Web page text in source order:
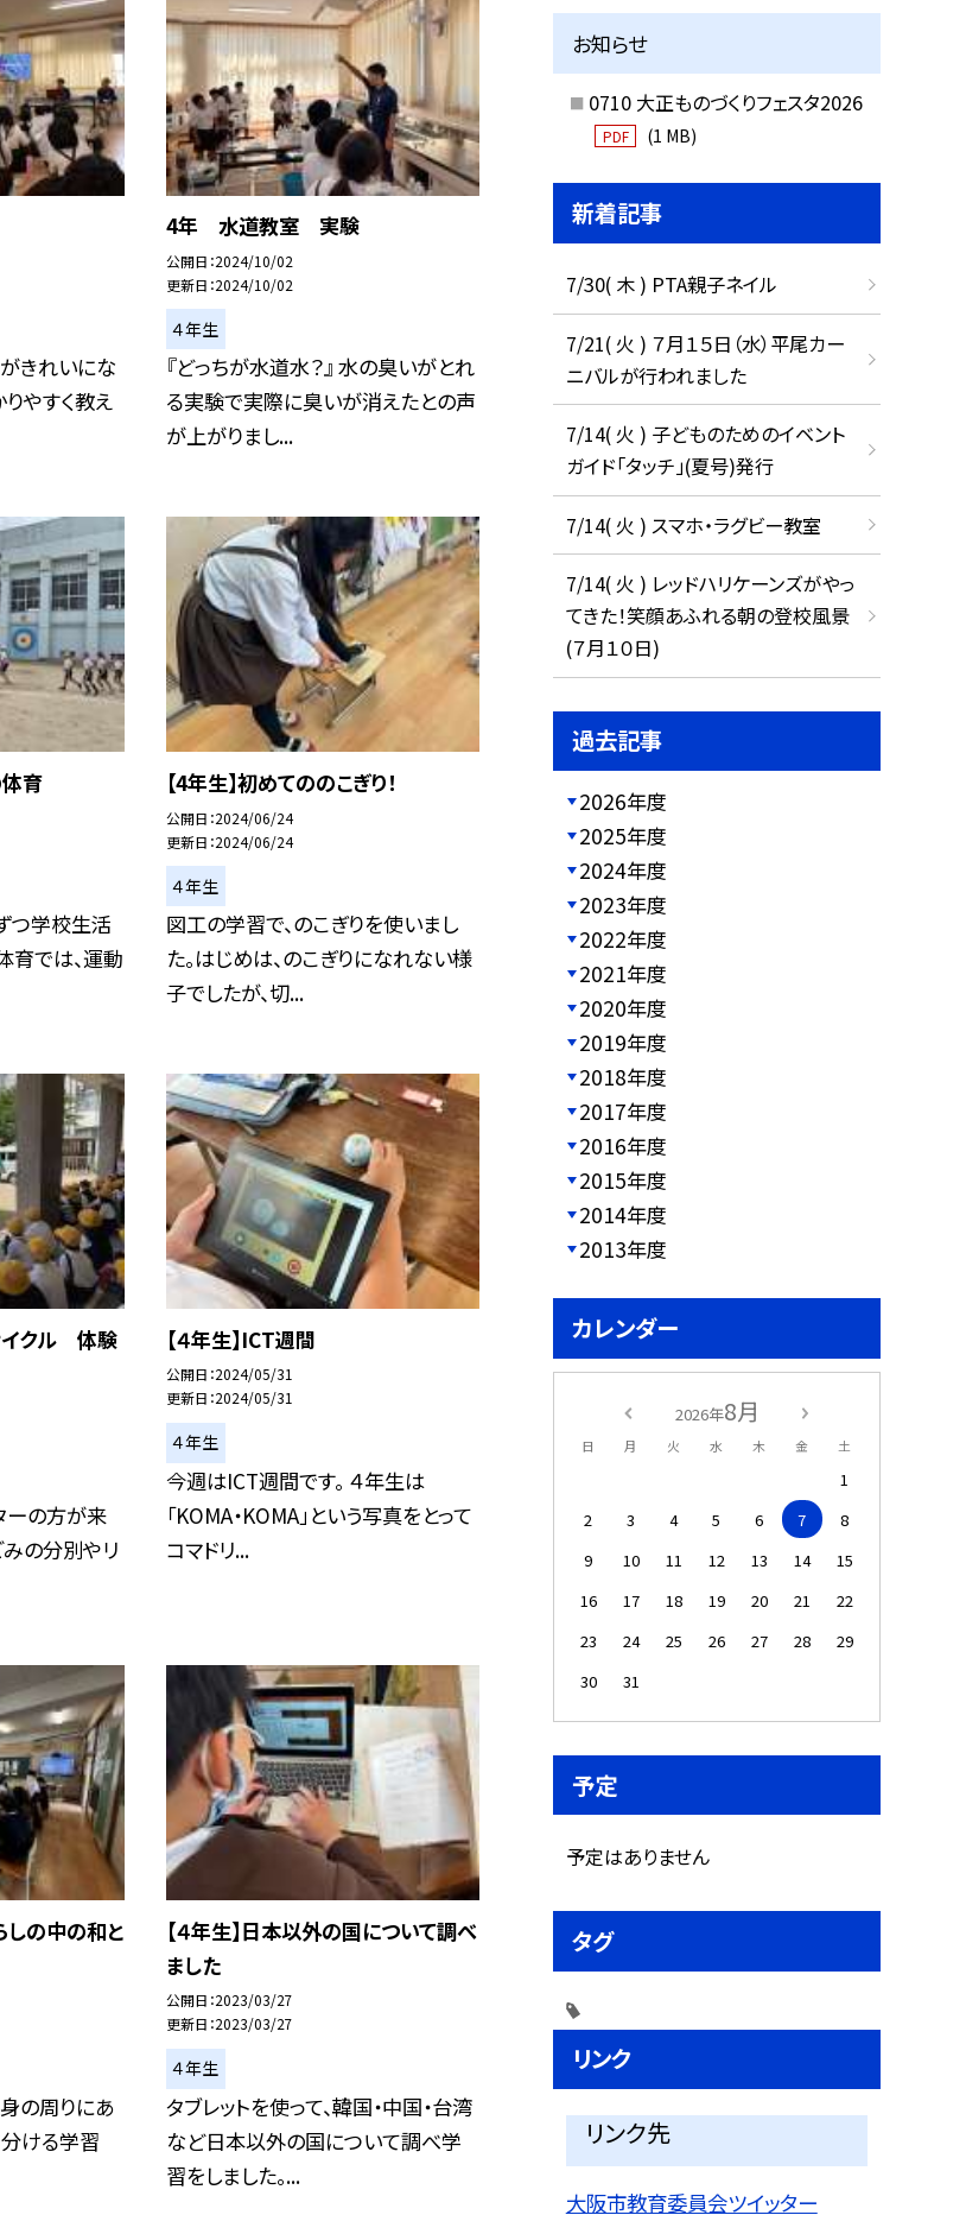
きれいにな
やすく教え
4年 水道教室 実験
公開日 2024/10/02
更新日 2024/10/02
４年生
『どっちが水道水？』 水の臭いがとれ
る実験で実際に臭いが消えたとの声
が上がりまし...
体育
つ学校生活
育では、運動
【4年生】初めてののこぎり！
公開日 2024/06/24
更新日 2024/06/24
４年生
図工の学習で、のこぎりを使いまし
た。はじめは、のこぎりになれない様
子でしたが、切...
イクル 体験
ーの方が来
みの分別やリ
【４年生】ICT週間
公開日 2024/05/31
更新日 2024/05/31
４年生
今週はICT週間です。 ４年生は
「KOMA・KOMA」という写真をとって
コマドリ...
の中の和と
の周りにあ
分ける学習
【４年生】日本以外の国について調べ
ました
公開日 2023/03/27
更新日 2023/03/27
４年生
タブレットを使って、韓国・中国・台湾
など日本以外の国について調べ学
習をしました。...
お知らせ
0710 大正ものづくりフェスタ2026
PDF (1 MB)
新着記事
7/30( 木 ) PTA親子ネイル
7/21( 火 ) ７月１５日（水）平尾カー
ニバルが行われました
7/14( 火 ) 子どものためのイベント
ガイド「タッチ」(夏号)発行
7/14( 火 ) スマホ・ラグビー教室
7/14( 火 ) レッドハリケーンズがやっ
てきた！笑顔あふれる朝の登校風景
(７月１０日)
過去記事
2026年度
2025年度
2024年度
2023年度
2022年度
2021年度
2020年度
2019年度
2018年度
2017年度
2016年度
2015年度
2014年度
2013年度
カレンダー
2026年8月
日 月 火 水 木 金 土
1
2
3 4 5 6 7
8
9
10 11 12 13 14
15
16
17 18 19 20 21
22
23
24 25 26 27 28
29
30
31
予定
予定はありません
タグ
リンク
リンク先
大阪市教育委員会ツイッター